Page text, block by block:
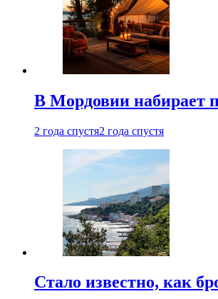
В Мордовии набирает
2 года спустя2 года спустя
Стало известно, как